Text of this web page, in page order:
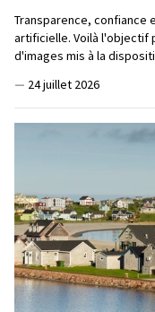
Transparence, confiance
artificielle. Voilà l'objectif
d'images mis à la
— 24 juillet 2026